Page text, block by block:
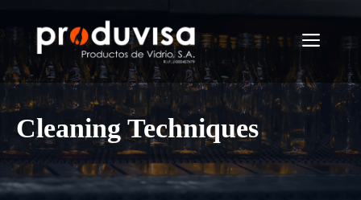
al
contenido
Menú
Cleaning Techniques